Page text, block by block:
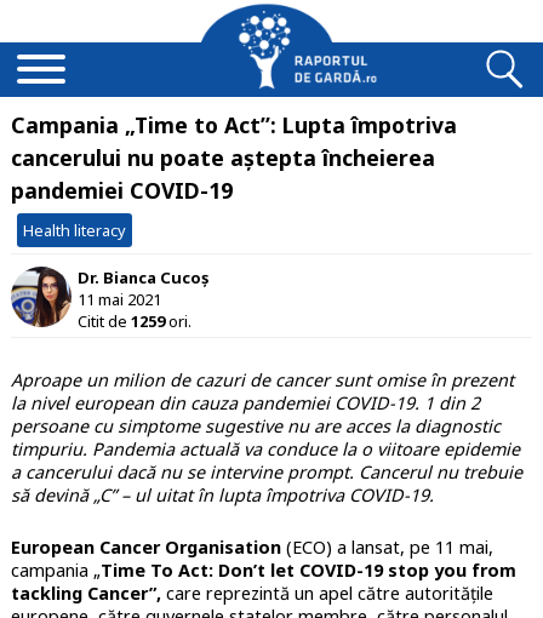
Campania „Time to Act”: Lupta împotriva
cancerului nu poate aștepta încheierea
pandemiei COVID-19
Health literacy
Dr. Bianca Cucoș
11 mai 2021
Citit de 1259ori.
Aproape un milion de cazuri de cancer sunt omise în prezent
la nivel european din cauza pandemiei COVID-19. 1 din 2
persoane cu simptome sugestive nu are acces la diagnostic
timpuriu. Pandemia actuală va conduce la o viitoare epidemie
a cancerului dacă nu se intervine prompt. Cancerul nu trebuie
să devină „C” – ul uitat în lupta împotriva COVID-19.
European Cancer Organisation(ECO) a lansat, pe 11 mai,
campania „Time To Act: Don’t let COVID-19 stop you from
tackling Cancer”, care reprezintă un apel către autoritățile